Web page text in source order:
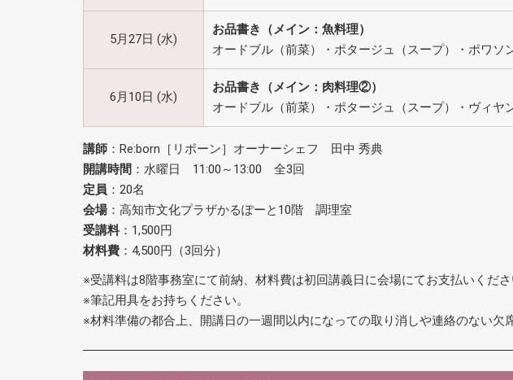
5月27日 (水)
お品書き（メイン：魚料理）
オードブル（前菜）・ポタージュ（スープ）・ポワソ
6月10日 (水)
お品書き（メイン：肉料理②）
オードブル（前菜）・ポタージュ（スープ）・ヴィヤ
講師 ：Re:born［リボーン］オーナーシェフ 田中 秀典
開講時間 ：水曜日 11:00～13:00 全3回
定員 ：20名
会場 ：高知市文化プラザかるぽーと10階 調理室
受講料 ：1,500円
材料費 ：4,500円（3回分）
※受講料は8階事務室にて前納、材料費は初回講義日に会場にてお支払いくださ
※筆記用具をお持ちください。
※材料準備の都合上、開講日の一週間以内になっての取り消しや連絡のない